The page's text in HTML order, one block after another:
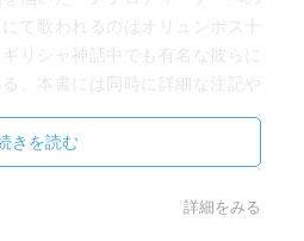
て歌われるのはオリュンポス十
リシャ神話中でも有名な彼らに
る。本書には同時に詳細な注記や
。
人的に一番好きなのは『ヘルメー
れたその日に兄神アポロンの牛
詰められてものらりくらりと弁
きを読む
詳細をみる